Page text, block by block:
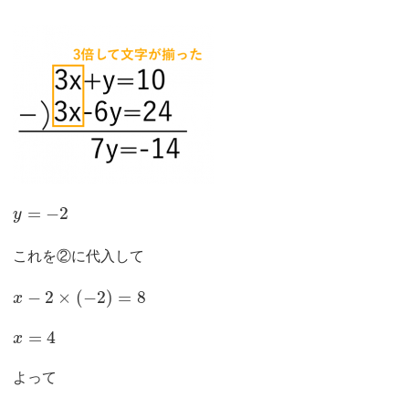
y = −2
これを②に代入して
x − 2 × (−2) = 8
x = 4
よって